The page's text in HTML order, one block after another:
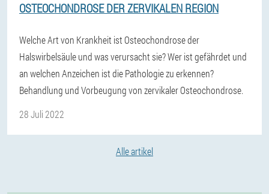
OSTEOCHONDROSE DER ZERVIKALEN REGION
Welche Art von Krankheit ist Osteochondrose der
Halswirbelsäule und was verursacht sie? Wer ist gefährdet und
an welchen Anzeichen ist die Pathologie zu erkennen?
Behandlung und Vorbeugung von zervikaler Osteochondrose.
28 Juli 2022
Alle artikel